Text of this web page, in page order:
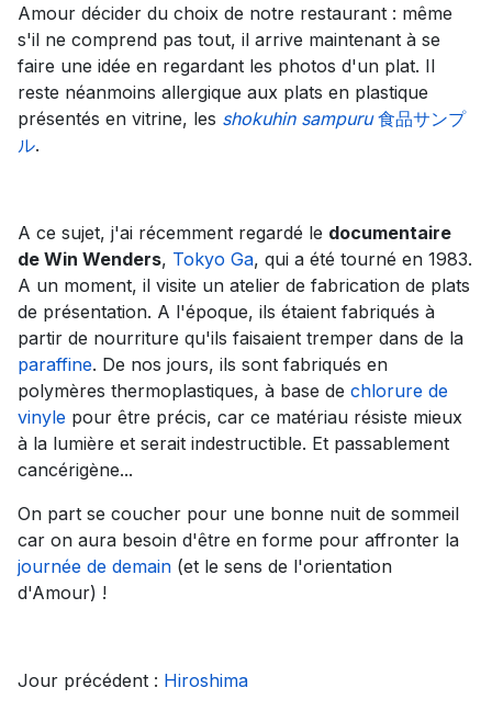
Amour décider du choix de notre restaurant : même
s'il ne comprend pas tout, il arrive maintenant à se
faire une idée en regardant les photos d'un plat. Il
reste néanmoins allergique aux plats en plastique
présentés en vitrine, les shokuhin sampuru食品サンプ
ル.
A ce sujet, j'ai récemment regardé le documentaire
de Win Wenders, Tokyo Ga, qui a été tourné en 1983.
A un moment, il visite un atelier de fabrication de plats
de présentation. A l'époque, ils étaient fabriqués à
partir de nourriture qu'ils faisaient tremper dans de la
paraffine. De nos jours, ils sont fabriqués en
polymères thermoplastiques, à base de chlorure de
vinyle pour être précis, car ce matériau résiste mieux
à la lumière et serait indestructible. Et passablement
cancérigène...
On part se coucher pour une bonne nuit de sommeil
car on aura besoin d'être en forme pour affronter la
journée de demain (et le sens de l'orientation
d'Amour) !
Jour précédent : Hiroshima